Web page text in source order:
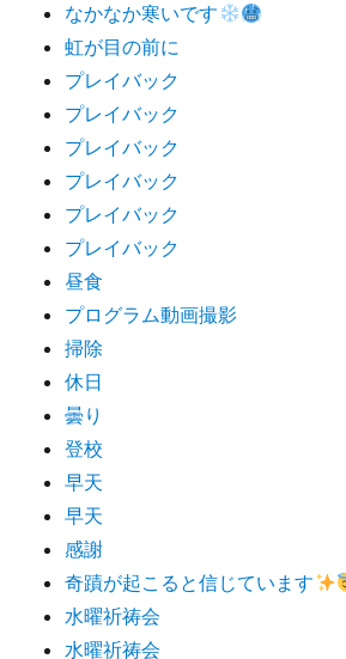
なかなか寒いです
虹が目の前に
プレイバック
プレイバック
プレイバック
プレイバック
プレイバック
プレイバック
昼食
プログラム動画撮影
掃除
休日
曇り
登校
早天
早天
感謝
奇蹟が起こると信じています
水曜祈祷会
水曜祈祷会